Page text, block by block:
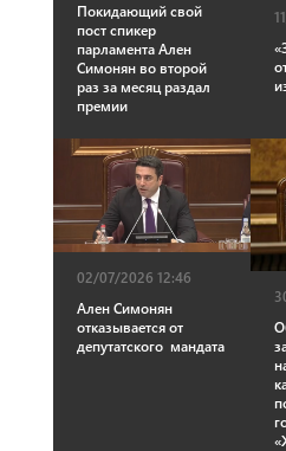
Покидающий свой
пост спикер
парламента Ален
Симонян во второй
раз за месяц раздал
премии
02/07/2026 12:46
Ален Симонян
отказывается от
депутатского мандата